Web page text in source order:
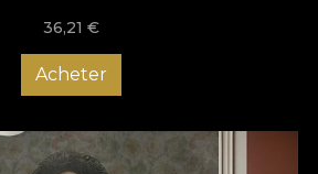
36,21 €
Acheter